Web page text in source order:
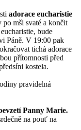
adorace eucharistie
po mši svaté a končit
bude
Páně. V 19:00 pak
tichá adorace
přítomnosti před
kostela.
pravidelná
Panny Marie.
na pouť na